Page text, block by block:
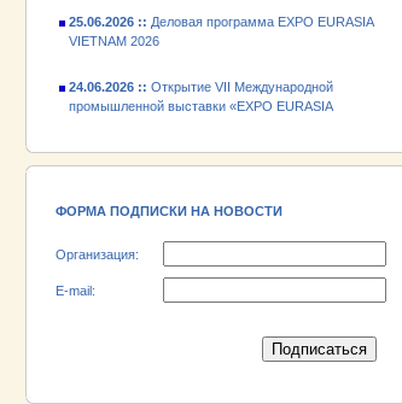
VIETNAM 2026
промышленной выставки «EXPO EURASIA
VIETNAM 2026»
VIETNAM 2026» - АО «Псковский
ФОРМА ПОДПИСКИ НА НОВОСТИ
Организация:
E-mail: